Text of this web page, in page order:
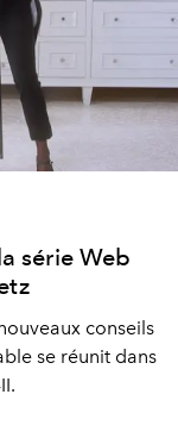
série Web
conseils
se réunit dans